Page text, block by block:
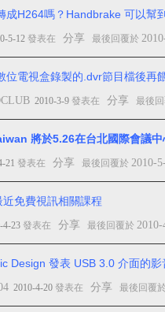
成H264嗎？Handbrake 可以幫
5-12 發表在 分享 最後回覆於
位電視盒錄製的.dvr節目檔後再
2010-3-9 發表在 分享 最後
將於5.26在台北國際會議中
21 發表在 分享 最後回覆於 2010-
免費視訊相關課程
4-23 發表在 分享 最後回覆於
Design 發表 USB 3.0 介面的影
2010-4-20 發表在 分享 最後回覆